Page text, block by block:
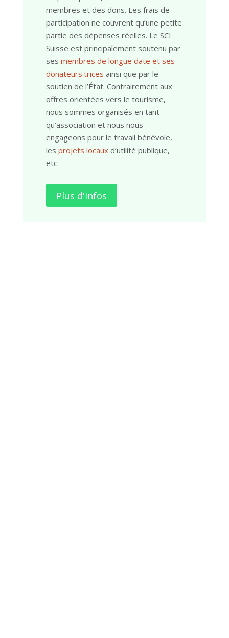
membres et des dons. Les frais de
participation ne couvrent qu’une petite
partie des dépenses réelles. Le SCI
Suisse est principalement soutenu par
ses membres de longue date et ses
donateurs·trices ainsi que par le
soutien de l’État. Contrairement aux
offres orientées vers le tourisme,
nous sommes organisés en tant
qu’association et nous nous
engageons pour le travail bénévole,
les projets locauxd’utilité publique,
etc.
Plus d'infos